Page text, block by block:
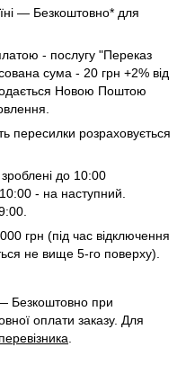
— Безкоштовно* для
- послугу "Переказ
сума - 20 грн +2% від
Новою Поштою
пересилки розраховується
до 10:00
- на наступний.
грн (під час відключення
не вище 5-го поверху).
Безкоштовно при
оплати заказу. Для